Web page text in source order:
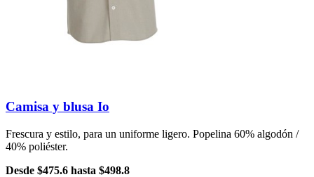
Camisa y blusa Io
Frescura y estilo, para un uniforme ligero. Popelina 60% algodón /
40% poliéster.
Desde $475.6 hasta $498.8